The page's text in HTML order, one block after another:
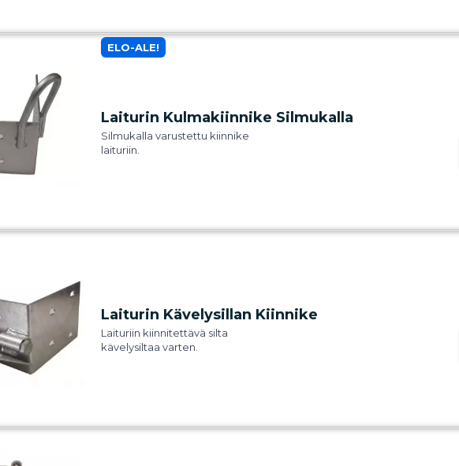
ELO-ALE!
Laiturin Kulmakiinnike Silmukalla
Silmukalla varustettu kiinnike
laituriin.
Laiturin Kävelysillan Kiinnike
Laituriin kiinnitettävä silta
kävelysiltaa varten.